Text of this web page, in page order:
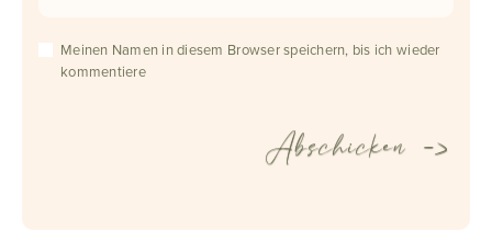
Meinen Namen in diesem Browser speichern, bis ich wieder
kommentiere